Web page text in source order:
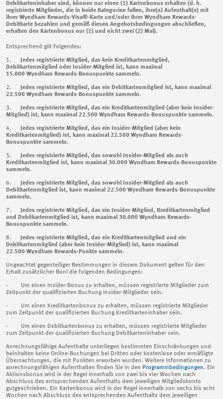
Debitkarteninhaber sind, können nur einen (1) Kartenbonus erhalten (d. h.
registrierte Mitglieder, die in beide Kategorien fallen, ihre(n) Aufenthalt(e) mit
ihrer Wyndham Rewards-Visa®-Karte und/oder ihrer Wyndham Rewards-
Debitkarte bezahlen und gemäß diesen Angebotsbedingungen abschließen,
erhalten den Kartenbonus nur (1) und nicht zwei (2) Mal).
Entsprechend gilt Folgendes:
1.
Jedes registrierte Mitglied, das kein Kreditkartenmitglied,
Debitkartenmitglied oder Insider-Mitglied ist, kann maximal
15.000 Wyndham Rewards-Bonuspunkte sammeln.
2. Jedes registrierte Mitglied, das ein Debitkartenmitglied ist, kann maximal
22.500 Wyndham Rewards-Bonuspunkte sammeln.
3.
Jedes registrierte Mitglied, das ein Kreditkartenmitglied (aber kein Insider-
Mitglied) ist, kann maximal 22.500 Wyndham Rewards-Bonuspunkte sammeln.
4.
Jedes registrierte Mitglied, das ein Insider-Mitglied (aber kein
Kreditkartenmitglied) ist, kann maximal 22.500 Wyndham Rewards-
Bonuspunkte sammeln.
5.
Jedes registrierte Mitglied, das sowohl Insider-Mitglied als auch
Kreditkartenmitglied ist, kann maximal 30.000 Wyndham Rewards-Bonuspunkte
sammeln.
6.
Jedes registrierte Mitglied, das sowohl Insider-Mitglied als auch
Debitkartenmitglied ist, kann maximal 22.500 Wyndham Rewards-Bonuspunkte
sammeln.
7.
Jedes registrierte Mitglied, das ein Insider-Mitglied, Kreditkartenmitglied
und Debitkartenmitglied ist, kann maximal 30.000 Wyndham Rewards-
Bonuspunkte sammeln.
8.
Jedes registrierte Mitglied, das ein Kreditkartenmitglied und ein
Debitkartenmitglied (aber kein Insider-Mitglied) ist, kann maximal
22.500 Wyndham Rewards-Punkte sammeln.
Ungeachtet gegenteiliger Bestimmungen in diesem Dokument gelten für den
Erhalt zusätzlicher Boni die folgenden Bedingungen:
· Um einen Insider-Bonus zu erhalten, müssen registrierte Mitglieder zum
Zeitpunkt der qualifizierten Buchung Insider-Mitglieder sein.
· Um einen Kreditkartenbonus zu erhalten, müssen registrierte Mitglieder
zum Zeitpunkt der qualifizierten Buchung Kreditkarteninhaber sein.
· Um einen Debitkartenbonus zu erhalten, müssen registrierte Mitglieder
zum Zeitpunkt der qualifizierten Buchung Debitkarteninhaber sein.
Anrechnungsfähige Aufenthalte unterliegen bestimmten Einschränkungen und
beinhalten keine Online-Buchungen bei Dritten oder kostenlose oder ermäßigte
Übernachtungen, die mit Punkten erworben wurden. Weitere Informationen zu
anrechnungsfähigen Aufenthalten finden Sie in den Programmbedingungen. Ein
Aktionsbonus wird in der Regel innerhalb von zwei bis vier Wochen nach
Abschluss des entsprechenden Aufenthalts dem jeweiligen Mitgliedskonto
gutgeschrieben. Ein Kartenbonus wird in der Regel innerhalb von sechs bis acht
Wochen nach Abschluss des entsprechenden Aufenthalts dem jeweiligen